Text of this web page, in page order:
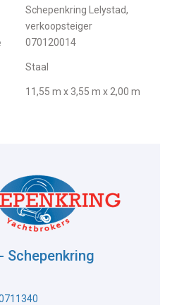
Schepenkring Lelystad,
verkoopsteiger
070120014
Staal
11,55 m x 3,55 m x 2,00 m
Schepenkring